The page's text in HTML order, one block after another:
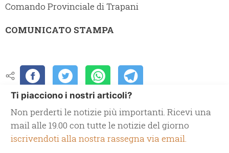
Comando Provinciale di Trapani
COMUNICATO STAMPA
Ti piacciono i nostri articoli?
Non perderti le notizie più importanti. Ricevi una
mail alle 19.00 con tutte le notizie del giorno
iscrivendoti alla nostra rassegna via email.